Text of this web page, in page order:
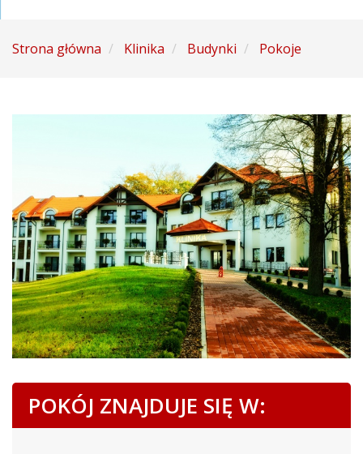
Strona główna Klinika Budynki Pokoje
POKÓJ ZNAJDUJE SIĘ W: